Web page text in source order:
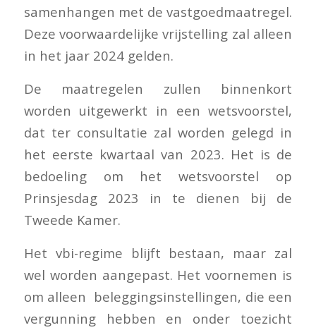
samenhangen met de vastgoedmaatregel.
Deze voorwaardelijke vrijstelling zal alleen
in het jaar 2024 gelden.
De maatregelen zullen binnenkort
worden uitgewerkt in een wetsvoorstel,
dat ter consultatie zal worden gelegd in
het eerste kwartaal van 2023. Het is de
bedoeling om het wetsvoorstel op
Prinsjesdag 2023 in te dienen bij de
Tweede Kamer.
Het vbi-regime blijft bestaan, maar zal
wel worden aangepast. Het voornemen is
om alleen beleggingsinstellingen, die een
vergunning hebben en onder toezicht